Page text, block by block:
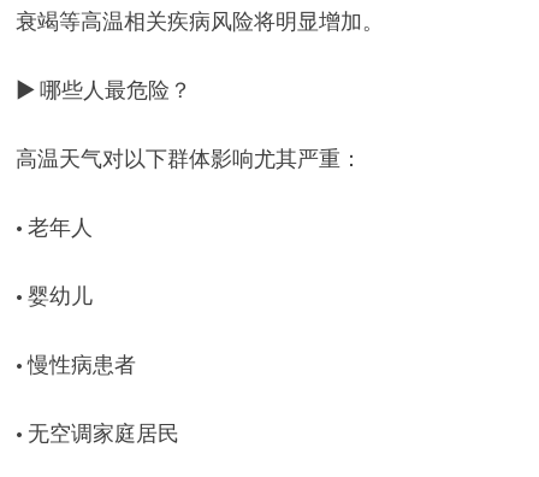
衰竭等高温相关疾病风险将明显增加。
▶ 哪些人最危险？
高温天气对以下群体影响尤其严重：
• 老年人
• 婴幼儿
• 慢性病患者
• 无空调家庭居民